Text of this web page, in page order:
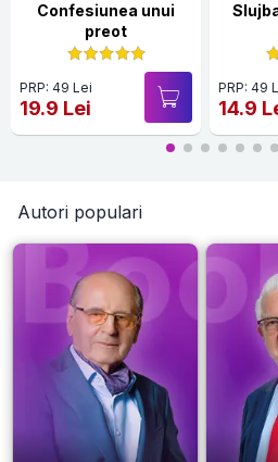
Confesiunea unui
preot
PRP: 49 Lei
19.9 Lei
PRP: 49
14.9
Autori populari